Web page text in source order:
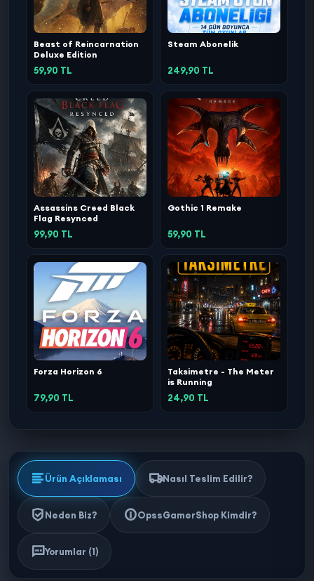
Beast of Reincarnation
Deluxe Edition
59,90 TL
Steam Abonelik
249,90 TL
Assassins Creed Black
Flag Resynced
99,90 TL
Gothic 1 Remake
59,90 TL
Forza Horizon 6
79,90 TL
Taksimetre - The Meter
is Running
24,90 TL
Ürün Açıklaması Nasıl Teslim Edilir?
Neden Biz? OpssGamerShop Kimdir?
Yorumlar (1)